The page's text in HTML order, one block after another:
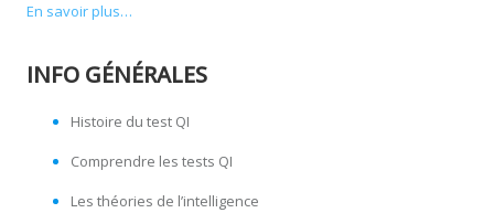
En savoir plus…
INFO GÉNÉRALES
Histoire du test QI
Comprendre les tests QI
Les théories de l’intelligence